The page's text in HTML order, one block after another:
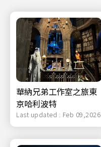
華納兄弟工作室之旅東
京哈利波特
Last updated : Feb 09,2026